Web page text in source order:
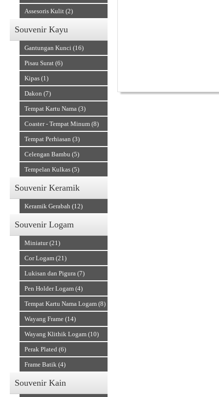
Assesoris Kulit (2)
Souvenir Kayu
Gantungan Kunci (16)
Pisau Surat (6)
Kipas (1)
Dakon (7)
Tempat Kartu Nama (3)
Coaster - Tempat Minum (8)
Tempat Perhiasan (3)
Celengan Bambu (5)
Tempelan Kulkas (5)
Souvenir Keramik
Keramik Gerabah (12)
Souvenir Logam
Miniatur (21)
Cor Logam (21)
Lukisan dan Pigura (7)
Pen Holder Logam (4)
Tempat Kartu Nama Logam (8)
Wayang Frame (14)
Wayang Klithik Logam (10)
Perak Plated (6)
Frame Batik (4)
Souvenir Kain